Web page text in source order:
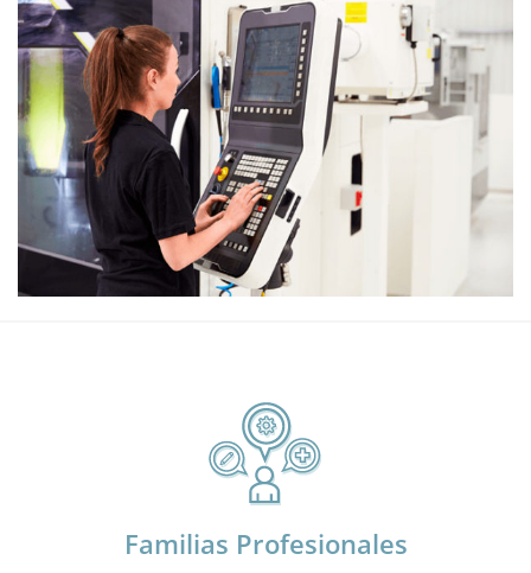
Familias Profesionales